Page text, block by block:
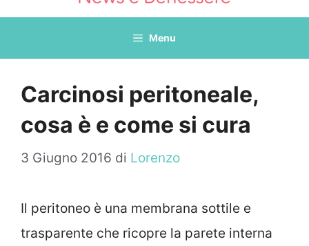
Menu
Carcinosi peritoneale,
cosa è e come si cura
3 Giugno 2016 di Lorenzo
Il peritoneo è una membrana sottile e
trasparente che ricopre la parete interna